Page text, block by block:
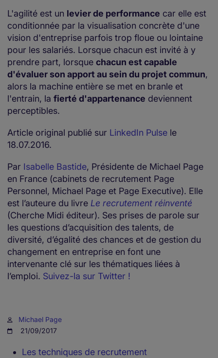
L'agilité est un levier de performance car elle est
conditionnée par la visualisation concrète d'une
vision d'entreprise parfois trop floue ou lointaine
pour les salariés. Lorsque chacun est invité à y
prendre part, lorsque chacun est capable
d'évaluer son apport au sein du projet commun,
alors la machine entière se met en branle et
l'entrain, la fierté d'appartenance deviennent
perceptibles.
Article original publié sur LinkedIn Pulse le
18.07.2016.
Par Isabelle Bastide, Présidente de Michael Page
en France (cabinets de recrutement Page
Personnel, Michael Page et Page Executive). Elle
est l’auteure du livre Le recrutement réinventé
(Cherche Midi éditeur). Ses prises de parole sur
les questions d’acquisition des talents, de
diversité, d’égalité des chances et de gestion du
changement en entreprise en font une
intervenante clé sur les thématiques liées à
l’emploi. Suivez-la sur Twitter !
Michael Page
21/09/2017
Les techniques de recrutement